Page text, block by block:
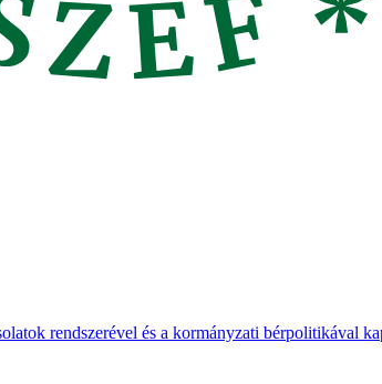
rendszerével és a kormányzati bérpolitikával